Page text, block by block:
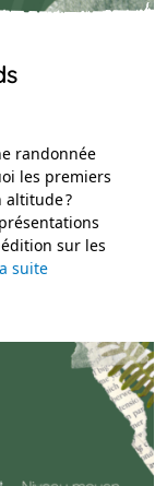
randonnée
les premiers
altitude ?
sur les
suite